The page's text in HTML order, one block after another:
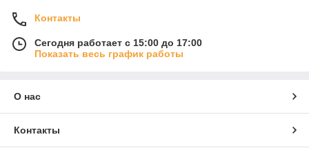
Контакты
Сегодня работает с 15:00 до 17:00
Показать весь график работы
О нас
Контакты